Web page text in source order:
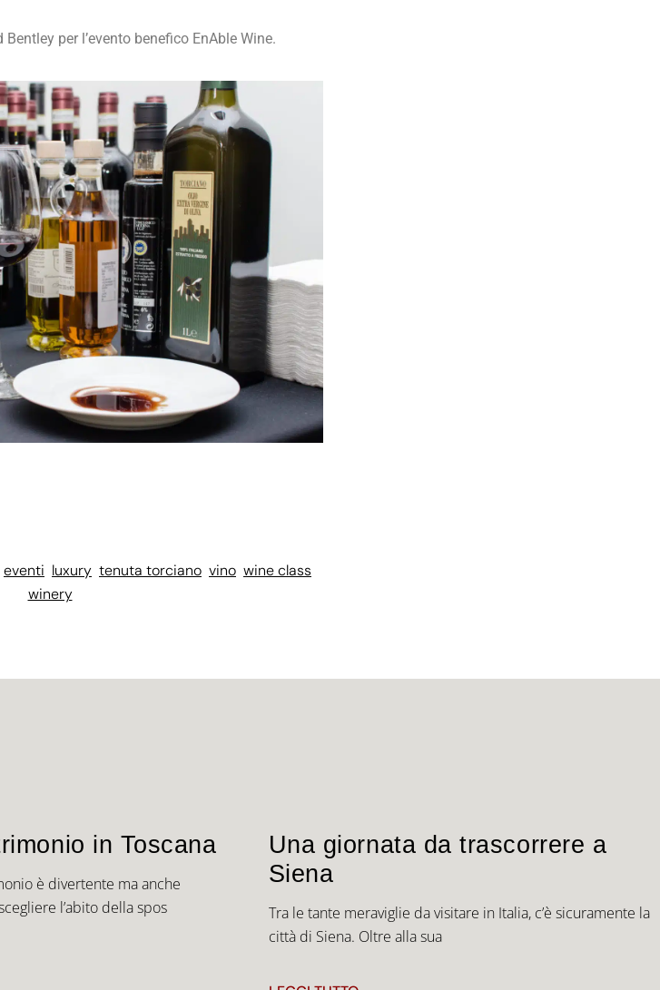
per l’evento benefico EnAble Wine.
eventi luxury tenuta torciano vino wine class
winery
in Toscana
è divertente ma anche
l’abito della spos
Una giornata da trascorrere a
Siena
Tra le tante meraviglie da visitare in Italia, c’è sicuramente la
città di Siena. Oltre alla sua